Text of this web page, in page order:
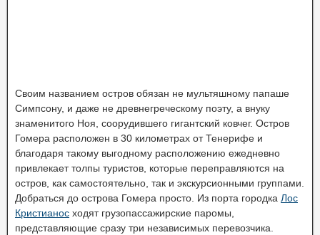
Своим названием остров обязан не мультяшному папаше
Симпсону, и даже не древнегреческому поэту, а внуку
знаменитого Ноя, соорудившего гигантский ковчег. Остров
Гомера расположен в 30 километрах от Тенерифе и
благодаря такому выгодному расположению ежедневно
привлекает толпы туристов, которые переправляются на
остров, как самостоятельно, так и экскурсионными группами.
Добраться до острова Гомера просто. Из порта городка Лос
Кристианос ходят грузопассажирские паромы,
представляющие сразу три независимых перевозчика.